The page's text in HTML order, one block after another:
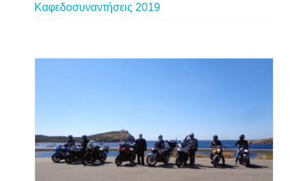
Καφεδοσυναντήσεις 2019
Καφεδοβόλτα Λαύριο
30.06.2019